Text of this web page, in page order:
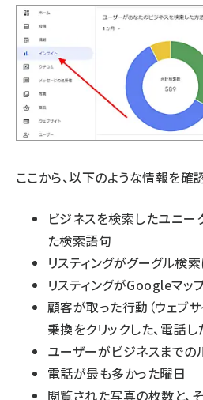
ここから、以下のような情報を確
ビジネスを検索したユニ
た検索語句
リスティングがグーグル検
リスティングがGoogleマ
顧客が取った行動（ウェブサ
乗換をクリックした、電話し
ユーザーがビジネスまでの
電話が最も多かった曜日
閲覧された写真の枚数と、